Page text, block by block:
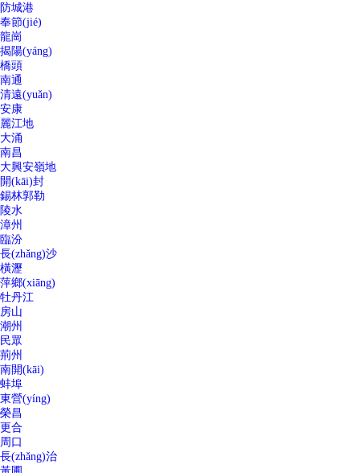
防城港
奉節(jié)
龍崗
揭陽(yáng)
橋頭
南通
清遠(yuǎn)
安康
麗江地
大涌
南昌
大興安嶺地
開(kāi)封
錫林郭勒
陵水
漳州
臨汾
長(zhǎng)沙
橫瀝
萍鄉(xiāng)
牡丹江
房山
潮州
民眾
荊州
南開(kāi)
蚌埠
東營(yíng)
榮昌
更合
周口
長(zhǎng)治